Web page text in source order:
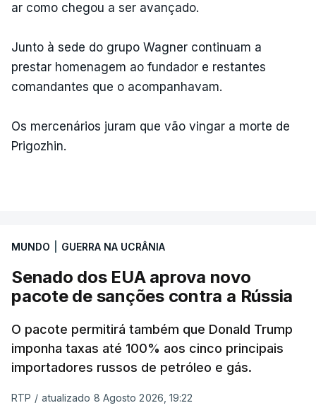
ar como chegou a ser avançado.
Junto à sede do grupo Wagner continuam a
prestar homenagem ao fundador e restantes
comandantes que o acompanhavam.
Os mercenários juram que vão vingar a morte de
Prigozhin.
MUNDO GUERRA NA UCRÂNIA
Senado dos EUA aprova novo
pacote de sanções contra a Rússia
O pacote permitirá também que Donald Trump
imponha taxas até 100% aos cinco principais
importadores russos de petróleo e gás.
RTP / atualizado 8 Agosto 2026, 19:22